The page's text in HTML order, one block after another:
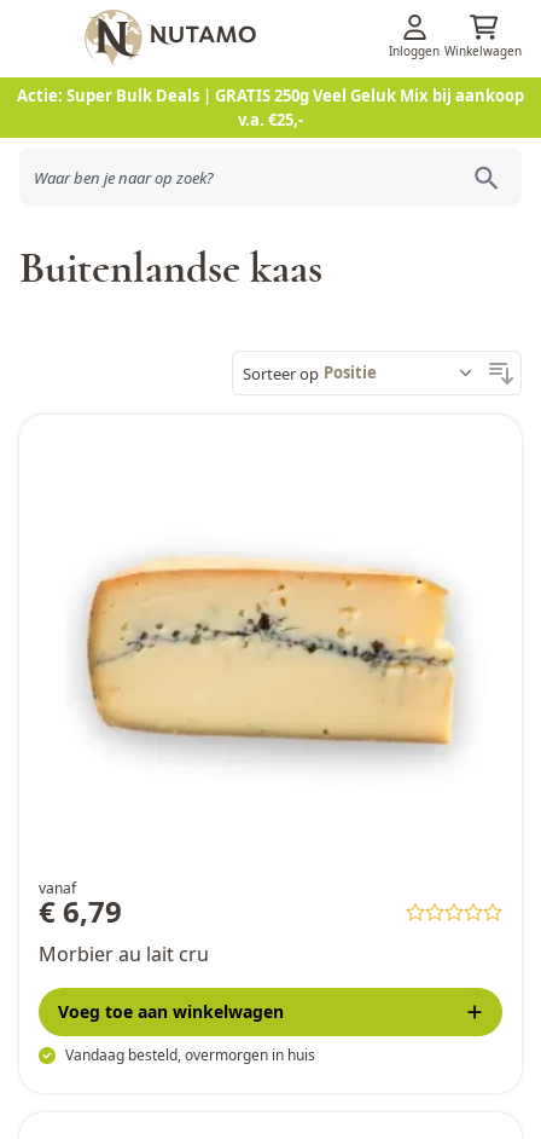
Actie: Super Bulk Deals | GRATIS 250g Veel Geluk Mix bij aankoop
v.a. €25,-
Ga naar de inhoud
Inloggen Winkelwagen
Buitenlandse kaas
Sorteer op
vanaf
€ 6,79
Morbier au lait cru
Vandaag besteld, overmorgen in huis
Voeg toe aan winkelwagen